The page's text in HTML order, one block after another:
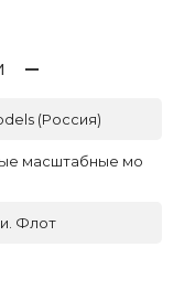
(Россия)
масштабные мо
Флот